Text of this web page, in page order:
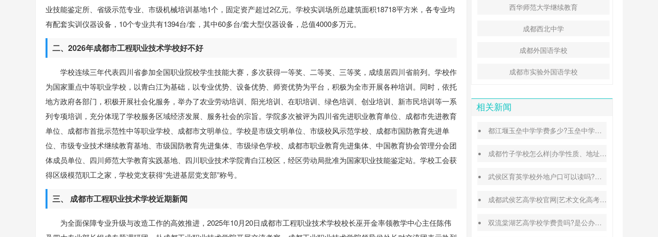
业技能鉴定所、省级示范专业、市级机械培训基地1个，固定资产超过2亿元。学校实训场所总建筑面积18718平方米，各专业均
有配套实训仪器设备，10个专业共有1394台/套，其中60多台/套大型仪器设备，总值4000多万元。
二、2026年成都市工程职业技术学校好不好
学校连续三年代表四川省参加全国职业院校学生技能大赛，多次获得一等奖、二等奖、三等奖，成绩居四川省前列。学校作
为国家重点中等职业学校，以青白江为基础，以专业优势、设备优势、师资优势为平台，积极为全市开展各种培训。同时，依托
地方政府各部门，积极开展社会化服务，举办了农业劳动培训、阳光培训、在职培训、绿色培训、创业培训、新市民培训等一系
列专项培训，充分体现了学校服务区域经济发展、服务社会的宗旨。学院多次被评为四川省先进职业教育单位、成都市先进教育
单位、成都市首批示范性中等职业学校、成都市文明单位。学校是市级文明单位、市级校风示范学校、成都市国防教育先进单
位、市级专业技术继续教育基地、市级国防教育先进集体、市级绿色学校、成都市职业教育先进集体、中国教育协会管理分会团
体成员单位、四川师范大学教育实践基地、四川职业技术学院青白江校区，经区劳动局批准为国家职业技能鉴定站。学校工会获
得区级模范职工之家，学校党支获得“先进基层党支部”称号。
三、 成都市工程职业技术学校近期新闻
为全面保障专业升级与改造工作的高效推进，2025年10月20日成都市工程职业技术学校校长巫开金率领教学中心主任陈伟
西华师范大学继续教育
成都西北中学
成都外国语学校
成都市实验外国语学校
相关新闻
都江堰玉垒中学学费多少?玉垒中学录取分数线
成都竹子学校怎么样|办学性质、地址、学费汇总
武侯区育英学校外地户口可以读吗?转学插班条件
成都武侯艺高学校官网|艺术文化高考班能高考吗
双流棠湖艺高学校学费贵吗?是公办还是民办